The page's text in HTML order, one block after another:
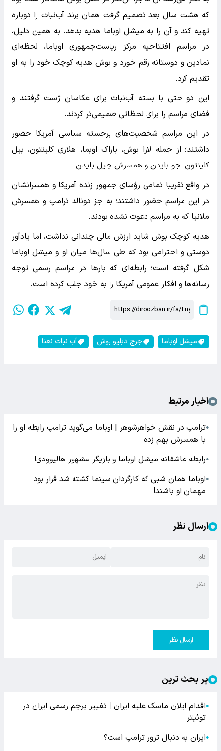
که هشت سال بعد تصمیم گرفت همان برند آب‌نبات را دوباره
تهیه کند و آن را به میشل اوباما هدیه بدهد. به همین دلیل،
در مراسم افتتاحیه مرکز ریاست‌جمهوری اوباما، لحظه‌ای
نمادین و دوستانه رقم خورد و بوش هدیه کوچک خود را به او
تقدیم کرد.
این دو حتی با بسته آب‌نبات برای عکاسان ژست گرفتند و
فضای مراسم را برای لحظاتی صمیمی‌تر کردند.
در این مراسم شخصیت‌های برجسته سیاسی آمریکا حضور
داشتند؛ از جمله لارا بوش، باراک اوبما، هلاری کلینتون، بیل
کلینتون، جو بایدن و همسرش جیل بایدن..
در واقع تقریبا تمامی رؤسای جمهور زنده آمریکا و همسرانشان
در این مراسم حضور داشتند؛ به جز دونالد ترامپ و همسرش
ملانیا که به مراسم دعوت نشده بودند.
هدیه کوچک بوش شاید ارزش مالی چندانی نداشت، اما یادآور
دوستی و احترامی بود که طی سال‌ها میان او و میشل اوباما
شکل گرفته است؛ رابطه‌ای که بارها در مراسم رسمی توجه
رسانه‌ها و افکار عمومی آمریکا را به خود جلب کرده است.
میشل اوباما جرج دبلیو بوش آب نبات نعنا
اخبار مرتبط
●ترامپ در نقش خواهرشوهر | اوباما می‌گوید ترامپ رابطه او را
با همسرش بهم زده
●رابطه عاشقانه میشل اوباما و بازیگر مشهور هالیوودی!
●اوباما همان شبی که کارگردان سینما کشته شد قرار بود
مهمان او باشند!
ارسال نظر
ارسال نظر
پر بحث ترین
●اقدام ایلان ماسک علیه ایران | تغییر پرچم رسمی ایران در
توئیتر
●ایران به دنبال ترور ترامپ است؟